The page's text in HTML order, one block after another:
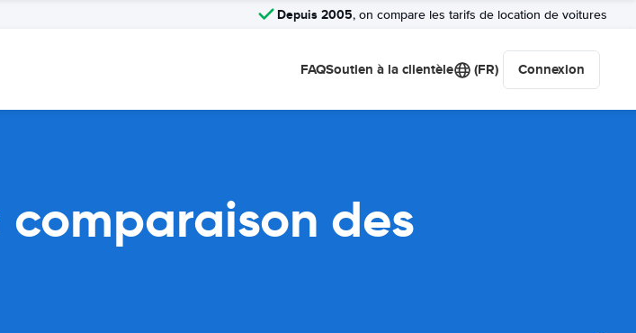
Depuis 2005, on compare les tarifs de location de voitures
FAQSoutien à la clientèle (FR) Connexion
des